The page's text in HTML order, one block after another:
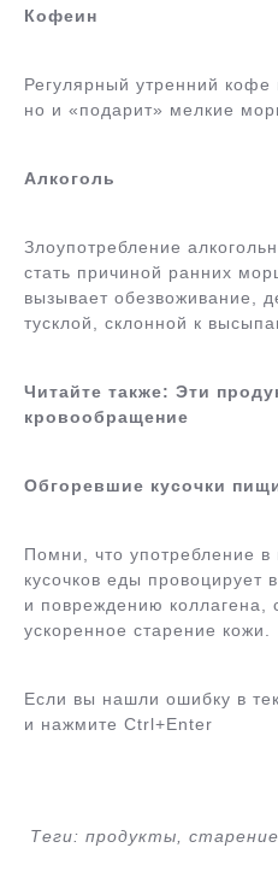
Кофеин
Регулярный утренний кофе
но и «подарит» мелкие
Алкоголь
Злоупотребление
стать причиной ранних
вызывает обезвоживание,
тусклой, склонной к
Читайте также: Эти
кровообращение
Обгоревшие кусочки
Помни, что употребление
кусочков еды провоцирует
и повреждению коллагена,
ускоренное старение кожи.
Если вы нашли ошибку в
и нажмите Ctrl+Enter
Теги: продукты,